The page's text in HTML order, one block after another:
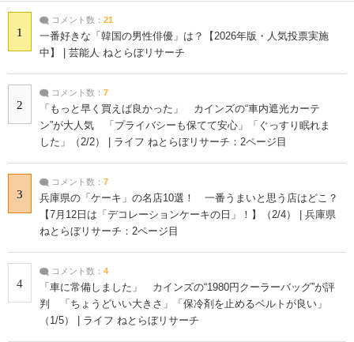
1
コメント数： 21
一番好きな「韓国の男性俳優」は？【2026年版・人気投票実施
中】 | 芸能人 ねとらぼリサーチ
2
コメント数： 7
「もっと早く買えば良かった」 カインズの“車内遮光カーテ
ン”が大人気 「プライバシーも保てて安心」「ぐっすり眠れま
した」（2/2） | ライフ ねとらぼリサーチ：2ページ目
3
コメント数： 7
兵庫県の「ケーキ」の名店10選！ 一番うまいと思う店はどこ？
【7月12日は「デコレーションケーキの日」！】（2/4） | 兵庫県
ねとらぼリサーチ：2ページ目
4
コメント数： 4
「車に常備しました」 カインズの“1980円クーラーバッグ”が評
判 「ちょうどいい大きさ」「保冷剤を止めるベルトが良い」
（1/5） | ライフ ねとらぼリサーチ